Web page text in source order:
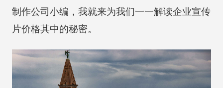
制作公司小编，我就来为我们一一解读企业宣传
片价格其中的秘密。